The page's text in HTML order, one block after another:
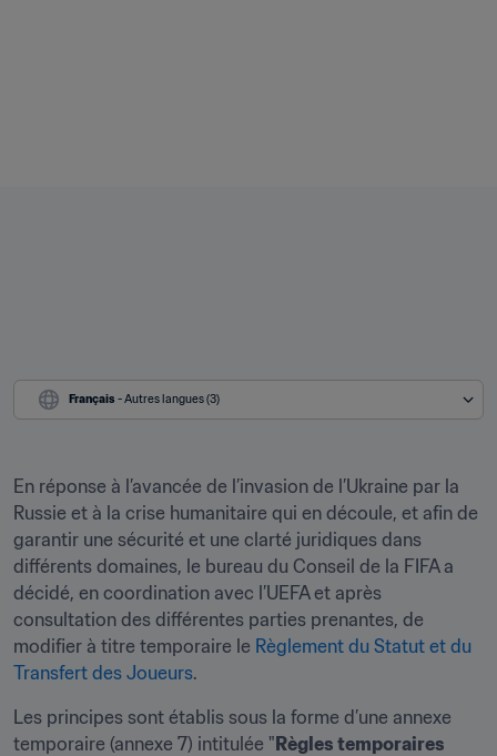
Français - Autres langues (3)
En réponse à l’avancée de l’invasion de l’Ukraine par la
Russie et à la crise humanitaire qui en découle, et afin de
garantir une sécurité et une clarté juridiques dans
différents domaines, le bureau du Conseil de la FIFA a
décidé, en coordination avec l’UEFA et après
consultation des différentes parties prenantes, de
modifier à titre temporaire le Règlement du Statut et du
Transfert des Joueurs.
Les principes sont établis sous la forme d’une annexe
temporaire (annexe 7) intitulée " Règles temporaires